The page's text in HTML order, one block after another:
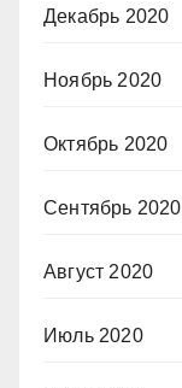
Декабрь 2020
Ноябрь 2020
Октябрь 2020
Сентябрь 2020
Август 2020
Июль 2020